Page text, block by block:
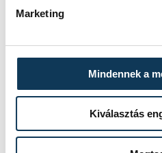
Marketing
Mindennek a
Kiválasztás
Események
KORÁBBI
SOROZAT FÉRFI